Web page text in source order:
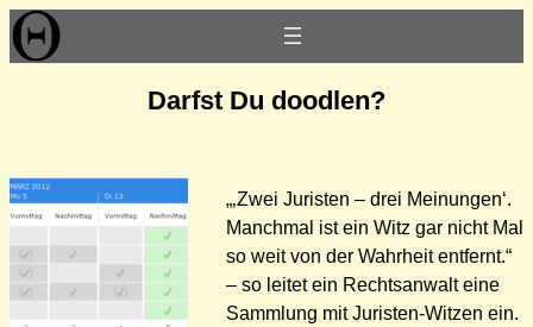
Zum
Inhalt
Darfst Du doodlen?
„‚Zwei Juristen – drei Meinungen‘.
Manchmal ist ein Witz gar nicht Mal
so weit von der Wahrheit entfernt.“
– so leitet ein Rechtsanwalt eine
Sammlung mit Juristen-Witzen ein.